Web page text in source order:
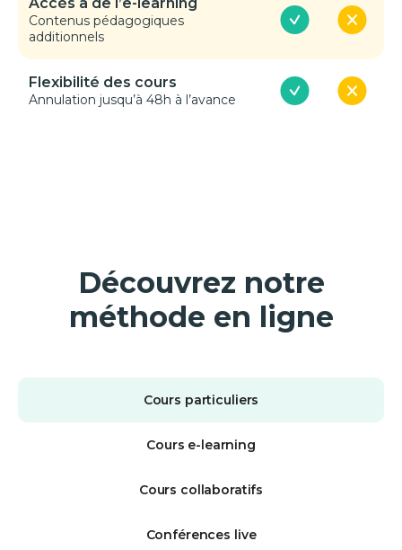
Contenus pédagogiques
additionnels
Flexibilité des cours
Annulation jusqu’à 48h à l’avance
Découvrez notre
méthode en ligne
Cours particuliers
Cours e-learning
Cours collaboratifs
Conférences live